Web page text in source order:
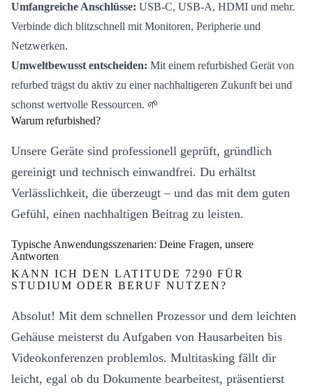
Umfangreiche Anschlüsse: USB-C, USB-A, HDMI und mehr.
Verbinde dich blitzschnell mit Monitoren, Peripherie und
Netzwerken.
Umweltbewusst entscheiden: Mit einem refurbished Gerät von
refurbed trägst du aktiv zu einer nachhaltigeren Zukunft bei und
schonst wertvolle Ressourcen. 🌱
Warum refurbished?
Unsere Geräte sind professionell geprüft, gründlich
gereinigt und technisch einwandfrei. Du erhältst
Verlässlichkeit, die überzeugt – und das mit dem guten
Gefühl, einen nachhaltigen Beitrag zu leisten.
Typische Anwendungsszenarien: Deine Fragen, unsere
Antworten
KANN ICH DEN LATITUDE 7290 FÜR
STUDIUM ODER BERUF NUTZEN?
Absolut! Mit dem schnellen Prozessor und dem leichten
Gehäuse meisterst du Aufgaben von Hausarbeiten bis
Videokonferenzen problemlos. Multitasking fällt dir
leicht, egal ob du Dokumente bearbeitest, präsentierst